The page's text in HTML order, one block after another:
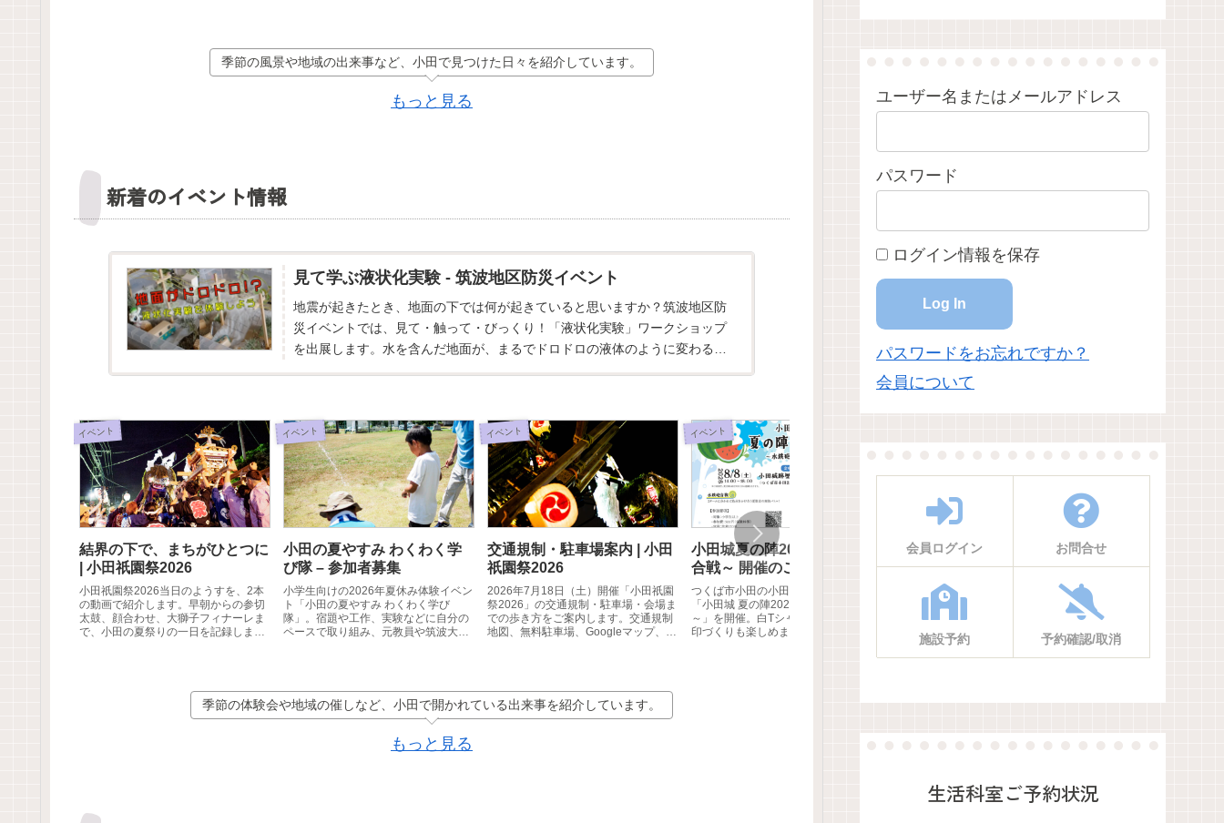
季節の風景や地域の出来事など、小田で見つけた日々を紹介しています。
もっと見る
新着のイベント情報
見て学ぶ液状化実験 - 筑波地区防災イベント
地震が起きたとき、地面の下では何が起きていると思いますか？筑波地区防
災イベントでは、見て・触って・びっくり！「液状化実験」ワークショップ
を出展します。水を含んだ地面が、まるでドロドロの液体のように変わる不
イベント
結界の下で、まちがひとつに
| 小田祇園祭2026
小田祇園祭2026当日のようすを、2本
の動画で紹介します。早朝からの参切
太鼓、顔合わせ、大獅子フィナーレま
で、小田の夏祭りの一日を記録しまし
イベント
小田の夏やすみ わくわく学
び隊 – 参加者募集
小学生向けの2026年夏休み体験イベン
ト「小田の夏やすみ わくわく学び
隊」。宿題や工作、実験などに自分の
ペースで取り組み、元教員や筑波大学
イベント
交通規制・駐車場案内 | 小田
祇園祭2026
2026年7月18日（土）開催「小田祇園
祭2026」の交通規制・駐車場・会場ま
での歩き方をご案内します。交通規制
地図、無料駐車場、Googleマップ、会
イベント
小田城夏の陣2026 ～水鉄砲
合戦～ 開催のご案内
つくば市小田の小田城跡歴史ひろばで
「小田城 夏の陣2026 ～水鉄砲合戦
～」を開催。白Tシャツバトルや御城
印づくりも楽しめます。
おやこであそぼう青写真 – 参
加者募集
太陽の光と水を使って、世界に一枚だ
けの青写真をつくります。親子で楽し
む夏の作品づくり体験です。自由研究
にも、夏休みの思い出づくりにもおす
すめ。小田小交流プラザ（つくば市）
で開催します。
小田の夏が始まる
祭2026
に開催されます。お神輿
行、顔合わせ、宮入りな
の風景をご紹介します。
季節の体験会や地域の催しなど、小田で開かれている出来事を紹介しています。
もっと見る
ユーザー名またはメールアドレス
パスワード
ログイン情報を保存
パスワードをお忘れですか？
会員について
会員ログイン お問合せ
施設予約 予約確認/取消
生活科室ご予約状況